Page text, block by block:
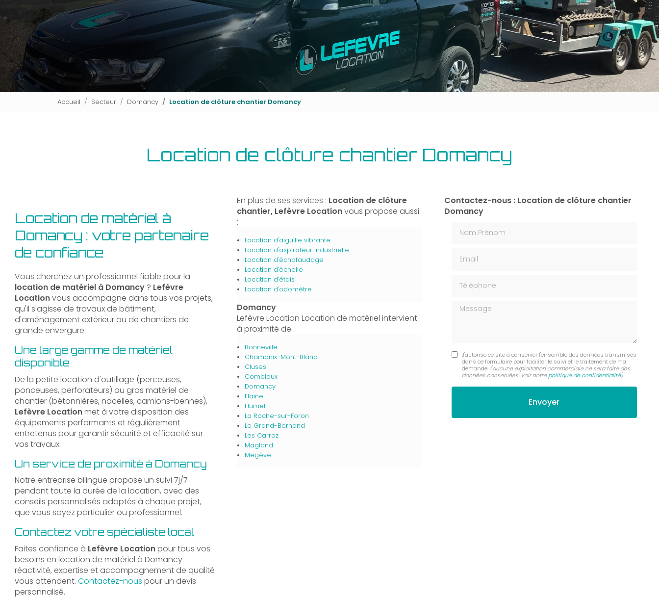
Outillage bâtiment
Energie
Accueil Secteur Domancy Location de clôture chantier Domancy
Location de clôture chantier Domancy
Location de matériel à
Domancy : votre partenaire
de confiance
Vous cherchez un professionnel fiable pour la
location de matériel à Domancy ? Lefèvre
Locationvous accompagne dans tous vos projets,
qu'il s'agisse de travaux de bâtiment,
d'aménagement extérieur ou de chantiers de
grande envergure.
Une large gamme de matériel
disponible
De la petite location d'outillage (perceuses,
ponceuses, perforateurs) au gros matériel de
chantier (bétonnières, nacelles, camions-bennes),
Lefèvre Locationmet à votre disposition des
équipements performants et régulièrement
entretenus pour garantir sécurité et efficacité sur
vos travaux.
Un service de proximité à Domancy
Notre entreprise bilingue propose un suivi 7j/7
pendant toute la durée de la location, avec des
conseils personnalisés adaptés à chaque projet,
que vous soyez particulier ou professionnel.
Contactez votre spécialiste local
Faites confiance à Lefèvre Locationpour tous vos
besoins en location de matériel à Domancy :
réactivité, expertise et accompagnement de qualité
vous attendent. Contactez-nous pour un devis
personnalisé.
En plus de ses services : Location de clôture
chantier, Lefèvre Locationvous propose aussi
:
Location d'aiguille vibrante
Location d'aspirateur industrielle
Location d'échafaudage
Location d'échelle
Location d'étais
Location d'odomètre
Domancy
Lefèvre Location Location de matériel intervient
à proximité de :
Bonneville
Chamonix-Mont-Blanc
Cluses
Combloux
Domancy
Flaine
Flumet
La Roche-sur-Foron
Le Grand-Bornand
Les Carroz
Magland
Megève
Contactez-nous : Location de clôture chantier
Domancy
Message
J'autorise ce site à conserver l'ensemble des données transmises
dans ce formulaire pour faciliter le suivi et le traitement de ma
demande. (Aucune exploitation commerciale ne sera faite des
données conservées. Voir notre politique de confidentialité)